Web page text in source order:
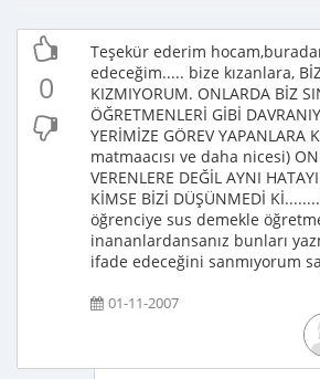
0
Teşekür ederim
edeceğim..... bize kızanlara,
KIZMIYORUM. ONLARDA BİZ
ÖĞRETMENLERİ GİBİ
YERİMİZE GÖREV YAPANLARA
matmaacısı ve daha nicesi)
VERENLERE DEĞİL AYNI
KİMSE BİZİ DÜŞÜNMEDİ
öğrenciye sus demekle
inananlardansanız bunları
ifade edeceğini sanmıyorum
01-11-2007